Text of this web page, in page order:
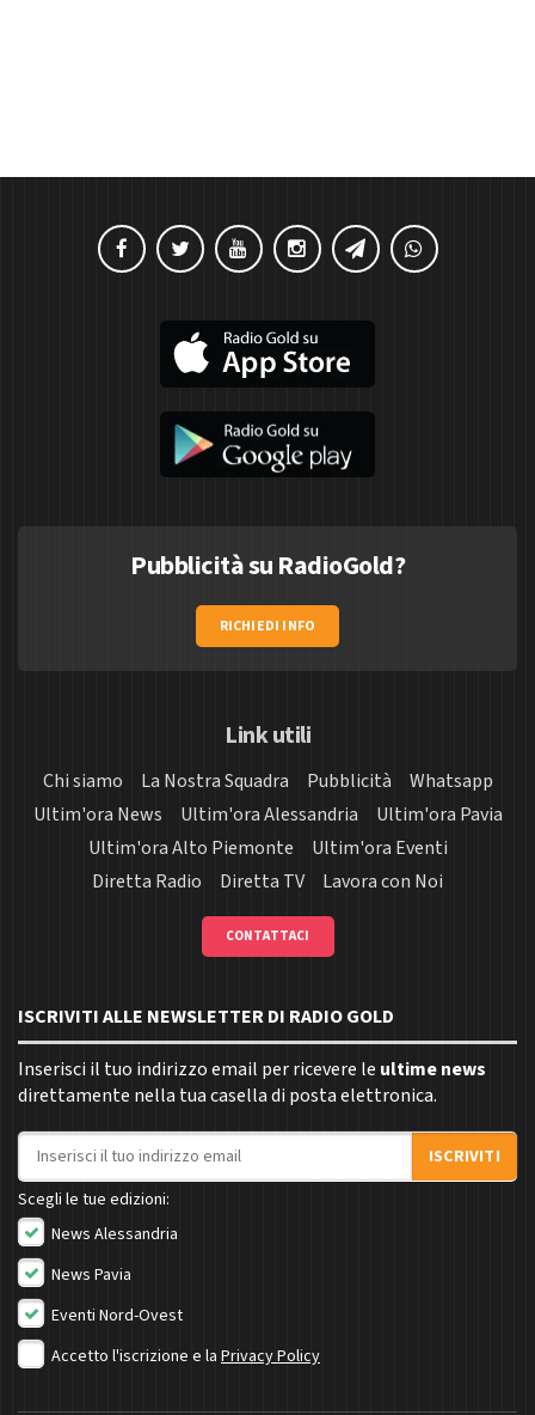
Pubblicità su RadioGold?
RICHIEDI INFO
Link utili
Chi siamo La Nostra Squadra Pubblicità
Whatsapp
Ultim'ora News
Ultim'ora Alessandria
Ultim'ora Pavia
Ultim'ora Alto Piemonte
Ultim'ora Eventi
Diretta Radio
Diretta TV Lavora con Noi
CONTATTACI
ISCRIVITI ALLE NEWSLETTER DI RADIO GOLD
Inserisci il tuo indirizzo email per ricevere le ultime news
direttamente nella tua casella di posta elettronica.
Indirizzo email
ISCRIVITI
Scegli le tue edizioni:
News Alessandria
News Pavia
Eventi Nord-Ovest
Accetto l'iscrizione e la Privacy Policy